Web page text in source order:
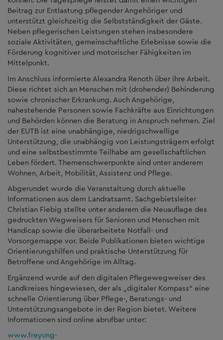
Beitrag zur Entlastung pflegender Angehöriger und
unterstützt gleichzeitig die Selbstständigkeit der Gäste.
Neben pflegerischen Leistungen stehen insbesondere
soziale Aktivitäten, gemeinschaftliche Erlebnisse sowie die
Förderung kognitiver und motorischer Fähigkeiten im
Mittelpunkt.
Im Anschluss informierte Alexandra Renoth über ihre Arbeit.
Diese richtet sich an Menschen mit (drohender) Behinderung
sowie chronischer Erkrankung. Auch Angehörige,
nahestehende Personen sowie Fachkräfte aus Einrichtungen
und Behörden können die Beratung in Anspruch nehmen. Ziel
der EUTB ist eine unabhängige, niedrigschwellige
Unterstützung, die unabhängig von Leistungsträgern erfolgt
und eine selbstbestimmte Teilhabe am gesellschaftlichen
Leben fördert. Themenschwerpunkte sind unter anderem
Wohnen, Arbeit, Mobilität, Assistenz und Pflege.
Abgerundet wurde die Veranstaltung durch aktuelle
Informationen aus dem Landratsamt. Sachgebietsleiter
Christian Fiebig stellte unter anderem die Neuauflage des
gedruckten Wegweisers für Senioren und Menschen mit
Handicap sowie die überarbeitete Notfall- und
Vorsorgemappe vor. Beide Publikationen bieten wichtige
Orientierungshilfen und praktische Unterstützung für
Betroffene und Angehörige im Alltag.
Ergänzend wurde auf den digitalen Pflegewegweiser des
Landkreises hingewiesen, der als „digitaler Kompass“ eine
schnelle Orientierung über Pflege-, Beratungs- und
Unterstützungsangebote in der Region bietet. Weitere
Informationen sind online abrufbar unter:
www.freyung-